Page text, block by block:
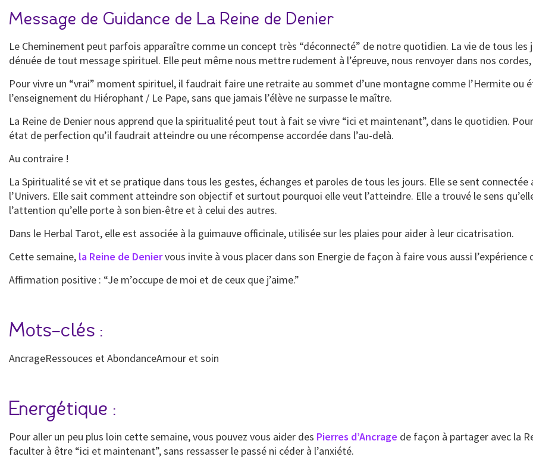
Message de Guidance de La Reine de Denier
Le Cheminement peut parfois apparaître comme un concept très “déconnecté” de notre quotidien. La vie de tous les
dénuée de tout message spirituel. Elle peut même nous mettre rudement à l’épreuve, nous renvoyer dans nos
Pour vivre un “vrai” moment spirituel, il faudrait faire une retraite au sommet d’une montagne comme l’Hermite ou
l’enseignement du Hiérophant / Le Pape, sans que jamais l’élève ne surpasse le maître.
La Reine de Denier nous apprend que la spiritualité peut tout à fait se vivre “ici et maintenant”, dans le quotidien.
état de perfection qu’il faudrait atteindre ou une récompense accordée dans l’au-delà.
Au contraire !
La Spiritualité se vit et se pratique dans tous les gestes, échanges et paroles de tous les jours. Elle se sent connectée
l’Univers. Elle sait comment atteindre son objectif et surtout pourquoi elle veut l’atteindre. Elle a trouvé le sens
l’attention qu’elle porte à son bien-être et à celui des autres.
Dans le Herbal Tarot, elle est associée à la guimauve officinale, utilisée sur les plaies pour aider à leur cicatrisation.
Cette semaine, la Reine de Deniervous invite à vous placer dans son Energie de façon à faire vous aussi
Affirmation positive : “Je m’occupe de moi et de ceux que j’aime.”
Mots-clés :
AncrageRessouces et AbondanceAmour et soin
Energétique :
Pour aller un peu plus loin cette semaine, vous pouvez vous aider des Pierres d’Ancrage de façon à partager avec la
faculter à être “ici et maintenant”, sans ressasser le passé ni céder à l’anxiété.